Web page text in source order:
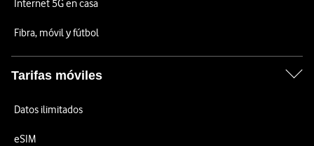
Internet 5G en casa
Fibra, móvil y fútbol
Tarifas móviles
Datos ilimitados
eSIM